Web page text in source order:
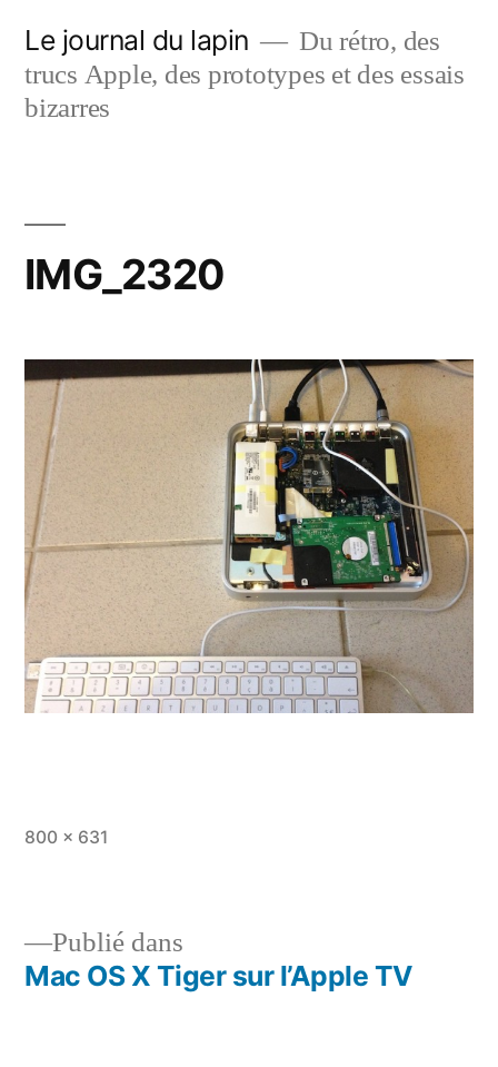
contenu
Le journal du lapin
Du rétro, des
trucs Apple, des prototypes et des essais
bizarres
IMG_2320
Taille
800 × 631
Navigation
Publié dans
Mac OS X Tiger sur l’Apple TV